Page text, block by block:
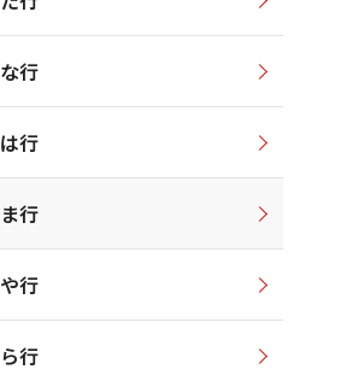
な行
は行
ま行
や行
ら行